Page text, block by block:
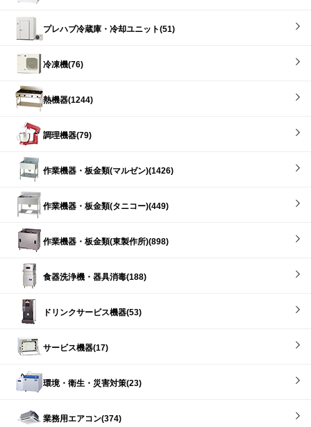
プレハブ冷蔵庫・冷却ユニット(51)
冷凍機(76)
熱機器(1244)
調理機器(79)
作業機器・板金類(マルゼン)(1426)
作業機器・板金類(タニコー)(449)
作業機器・板金類(東製作所)(898)
食器洗浄機・器具消毒(188)
ドリンクサービス機器(53)
サービス機器(17)
環境・衛生・災害対策(23)
業務用エアコン(374)